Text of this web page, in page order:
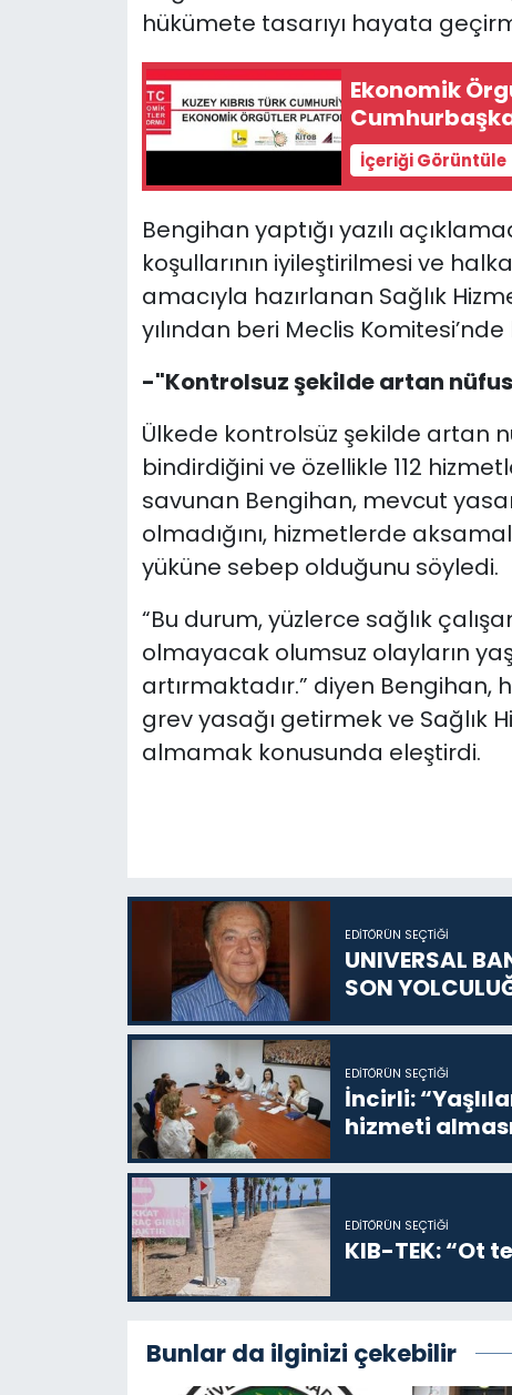
hükümete tasarıyı hayata
Ekonomik
İçeriği Görüntüle
Bengihan yaptığı yazılı
koşullarının iyileştirilmesi ve
amacıyla hazırlanan Sağlık
yılından beri Meclis
-"Kontrolsuz şekilde artan
Ülkede kontrolsüz şekilde artan
bindirdiğini ve özellikle 112
savunan Bengihan, mevcut
olmadığını, hizmetlerde
yüküne sebep olduğunu söyledi.
“Bu durum, yüzlerce sağlık
olmayacak olumsuz olayların
artırmaktadır.” diyen Bengihan,
grev yasağı getirmek ve Sağlık
almamak konusunda eleştirdi.
EDITÖRÜN SEÇTIĞI
UNIVERSAL
SON
EDITÖRÜN SEÇTIĞI
İncirli:
hizmeti
EDITÖRÜN SEÇTIĞI
KIB-TEK: “Ot
Bunlar da ilginizi çekebilir
Yazarlar